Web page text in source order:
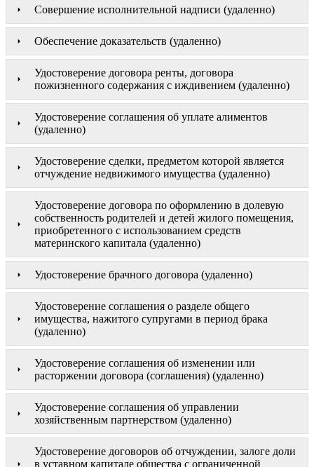
Совершение исполнительной надписи (удаленно)
Обеспечение доказательств (удаленно)
Удостоверение договора ренты, договора
пожизненного содержания с иждивением (удаленно)
Удостоверение соглашения об уплате алиментов
(удаленно)
Удостоверение сделки, предметом которой является
отчуждение недвижимого имущества (удаленно)
Удостоверение договора по оформлению в долевую
собственность родителей и детей жилого помещения,
приобретенного с использованием средств
материнского капитала (удаленно)
Удостоверение брачного договора (удаленно)
Удостоверение соглашения о разделе общего
имущества, нажитого супругами в период брака
(удаленно)
Удостоверение соглашения об изменении или
расторжении договора (соглашения) (удаленно)
Удостоверение соглашения об управлении
хозяйственным партнерством (удаленно)
Удостоверение договоров об отчуждении, залоге доли
в уставном капитале общества с ограниченной